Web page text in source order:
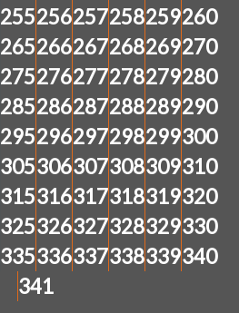
255256257258259260
265266267268269270
275276277278279280
285286287288289290
295296297298299300
305306307308309310
315316317318319320
325326327328329330
335336337338339340
341